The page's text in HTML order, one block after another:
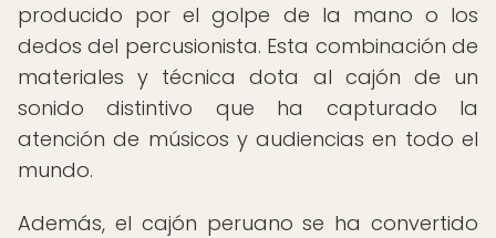
producido por el golpe de la mano o los
dedos del percusionista. Esta combinación de
materiales y técnica dota al cajón de un
sonido distintivo que ha capturado la
atención de músicos y audiencias en todo el
mundo.
Además, el cajón peruano se ha convertido